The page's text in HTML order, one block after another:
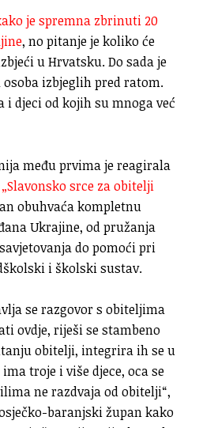
je spremna zbrinuti 20
, no pitanje je koliko će
u Hrvatsku. Do sada je
izbjeglih pred ratom.
i djeci od kojih su mnoga već
među prvima je reagirala
„Slavonsko srce za obitelji
obuhvaća kompletnu
Ukrajine, od pružanja
do pomoći pri
i školski sustav.
se razgovor s obiteljima
ovdje, riješi se stambeno
obitelji, integrira ih se u
troje i više djece, oca se
ne razdvaja od obitelji“,
baranjski župan kako